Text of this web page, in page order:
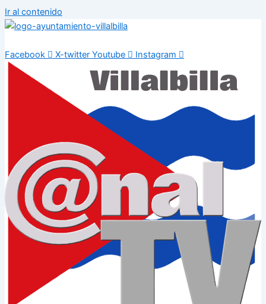
Ir al contenido
Facebook X-twitter Youtube Instagram